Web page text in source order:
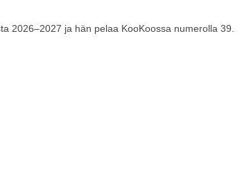
2026–2027 ja hän pelaa KooKoossa numerolla 39.